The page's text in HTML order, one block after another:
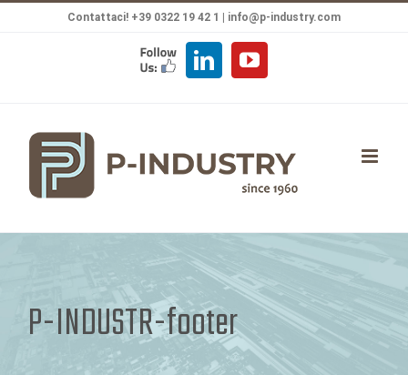
Contattaci! +39 0322 19 42 1 | info@p-industry.com
FOLLOW
US
LinkedInYouTube
P-INDUSTR-footer